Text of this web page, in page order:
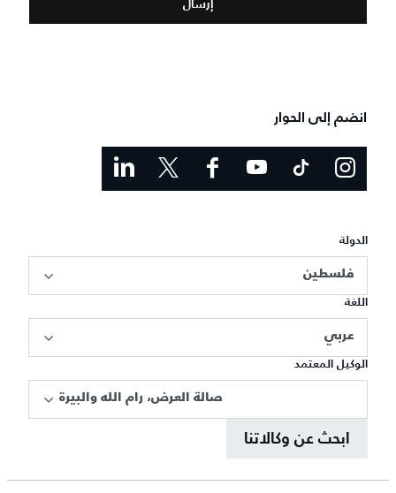
انضم إلى الحوار
الدولة
فلسطين
اللغة
عربي
الوكيل المعتمد
صالة العرض، رام الله والبيرة
ابحث عن وكالاتنا